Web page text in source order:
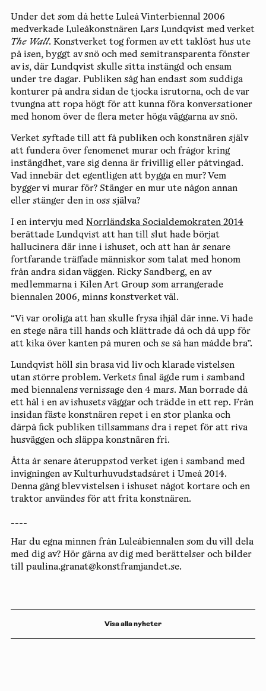
Under det som då hette Luleå Vinterbiennal 2006
medverkade Luleåkonstnären Lars Lundqvist med verket
The Wall. Konstverket tog formen av ett taklöst hus ute
på isen, byggt av snö och med semitransparenta fönster
av is, där Lundqvist skulle sitta instängd och ensam
under tre dagar. Publiken såg han endast som suddiga
konturer på andra sidan de tjocka isrutorna, och de var
tvungna att ropa högt för att kunna föra konversationer
med honom över de flera meter höga väggarna av snö.
Verket syftade till att få publiken och konstnären själv
att fundera över fenomenet murar och frågor kring
instängdhet, vare sig denna är frivillig eller påtvingad.
Vad innebär det egentligen att bygga en mur? Vem
bygger vi murar för? Stänger en mur ute någon annan
eller stänger den in oss själva?
I en intervju med Norrländska Socialdemokraten 2014
berättade Lundqvist att han till slut hade börjat
hallucinera där inne i ishuset, och att han år senare
fortfarande träffade människor som talat med honom
från andra sidan väggen. Ricky Sandberg, en av
medlemmarna i Kilen Art Group som arrangerade
biennalen 2006, minns konstverket väl.
“Vi var oroliga att han skulle frysa ihjäl där inne. Vi hade
en stege nära till hands och klättrade då och då upp för
att kika över kanten på muren och se så han mådde bra”.
Lundqvist höll sin brasa vid liv och klarade vistelsen
utan större problem. Verkets final ägde rum i samband
med biennalens vernissage den 4 mars. Man borrade då
ett hål i en av ishusets väggar och trädde in ett rep. Från
insidan fäste konstnären repet i en stor planka och
därpå fick publiken tillsammans dra i repet för att riva
husväggen och släppa konstnären fri.
Åtta år senare återuppstod verket igen i samband med
invigningen av Kulturhuvudstadsåret i Umeå 2014.
Denna gång blev vistelsen i ishuset något kortare och en
traktor användes för att frita konstnären.
Har du egna minnen från Luleåbiennalen som du vill dela
med dig av? Hör gärna av dig med berättelser och bilder
till paulina.granat@konstframjandet.se.
Visa alla nyheter